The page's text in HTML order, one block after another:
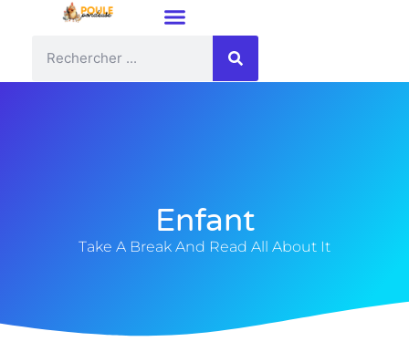
Enfant
Take A Break And Read All About It